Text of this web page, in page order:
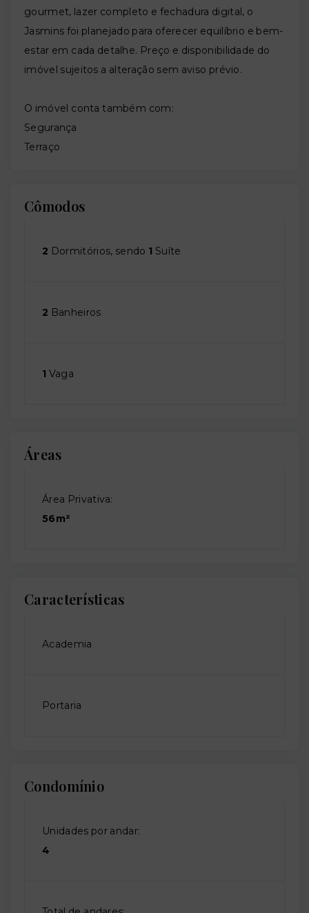
gourmet, lazer completo e fechadura digital, o
Jasmins foi planejado para oferecer equilíbrio e bem-
estar em cada detalhe. Preço e disponibilidade do
imóvel sujeitos a alteração sem aviso prévio.
O imóvel conta também com:
Segurança
Terraço
Cômodos
2 Dormitórios, sendo 1 Suíte
2 Banheiros
1 Vaga
Áreas
Área Privativa:
56m²
Características
Academia
Portaria
Condomínio
Unidades por andar:
4